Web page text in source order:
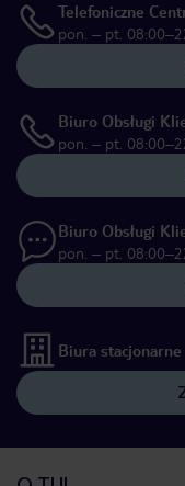
Telefoniczne
pon. – pt.
Biuro Obsługi
pon. – pt.
Biuro Obsługi
pon. – pt.
Biura stacjonarne